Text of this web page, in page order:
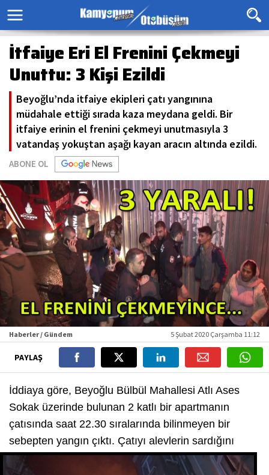
İtfaiye Eri El Frenini Çekmeyi
Unuttu: 3 Kişi Ezildi
Beyoğlu’nda itfaiye ekipleri çatı yangınına
müdahale ettiği sırada kaza meydana geldi. Bir
itfaiye erinin el frenini çekmeyi unutmasıyla 3
vatandaş yokuştan aşağı kayan aracın altında ezildi.
ABONE OL
Haberler / Gündem 5 Şubat 2020 Çarşamba 11:12
PAYLAŞ
İddiaya göre, Beyoğlu Bülbül Mahallesi Atlı Ases
Sokak üzerinde bulunan 2 katlı bir apartmanın
çatısında saat 22.30 sıralarında bilinmeyen bir
sebepten yangın çıktı. Çatıyı alevlerin sardığını